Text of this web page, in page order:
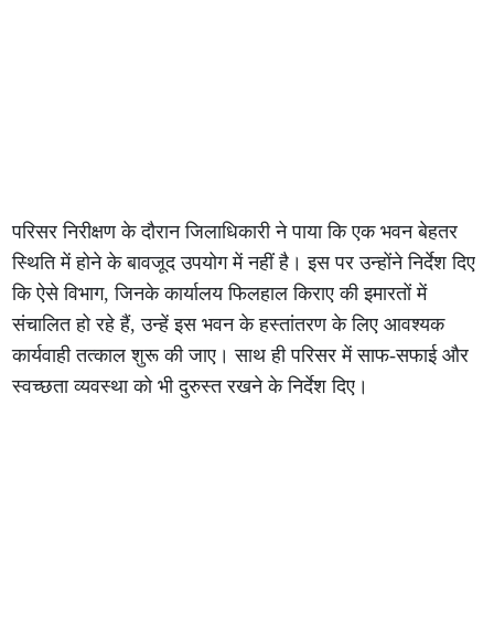
परिसर निरीक्षण के दौरान जिलाधिकारी ने पाया कि एक भवन बेहतर
स्थिति में होने के बावजूद उपयोग में नहीं है। इस पर उन्होंने निर्देश दिए
कि ऐसे विभाग, जिनके कार्यालय फिलहाल किराए की इमारतों में
संचालित हो रहे हैं, उन्हें इस भवन के हस्तांतरण के लिए आवश्यक
कार्यवाही तत्काल शुरू की जाए। साथ ही परिसर में साफ-सफाई और
स्वच्छता व्यवस्था को भी दुरुस्त रखने के निर्देश दिए।